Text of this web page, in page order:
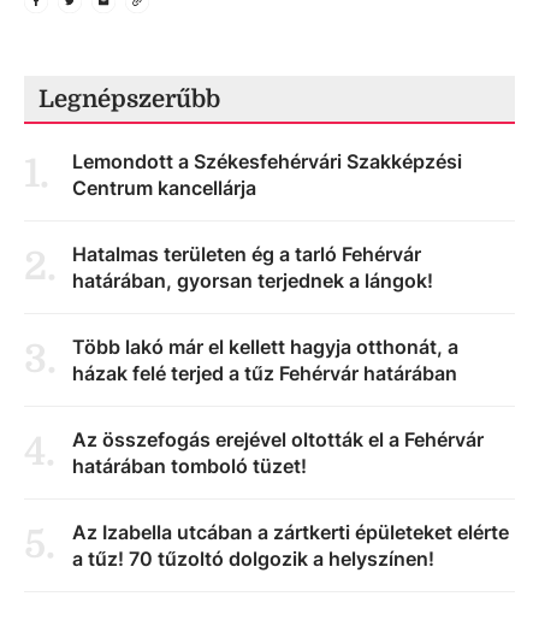
Legnépszerűbb
1.
Lemondott a Székesfehérvári Szakképzési
Centrum kancellárja
2.
Hatalmas területen ég a tarló Fehérvár
határában, gyorsan terjednek a lángok!
3.
Több lakó már el kellett hagyja otthonát, a
házak felé terjed a tűz Fehérvár határában
4.
Az összefogás erejével oltották el a Fehérvár
határában tomboló tüzet!
5.
Az Izabella utcában a zártkerti épületeket elérte
a tűz! 70 tűzoltó dolgozik a helyszínen!